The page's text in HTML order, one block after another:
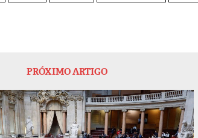
PRÓXIMO ARTIGO